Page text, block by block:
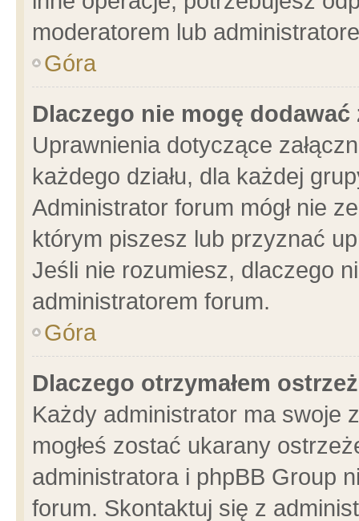
moderatorem lub
Góra
Dlaczego nie mogę dodawać
Uprawnienia dotyczące
każdego działu, dla każdej
Administrator forum mógł nie
którym piszesz lub przyznać
Jeśli nie rozumiesz, dlaczego
administratorem forum.
Góra
Dlaczego otrzymałem
Każdy administrator ma swoje
mogłeś zostać ukarany
administratora i phpBB Group
forum. Skontaktuj się z